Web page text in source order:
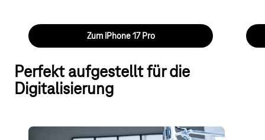
Zum iPhone 17 Pro
Perfekt aufgestellt für die
Digitalisierung